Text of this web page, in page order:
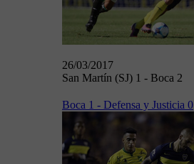
26/03/2017
San Martín (SJ) 1 - Boca 2
Boca 1 - Defensa y Justicia 0